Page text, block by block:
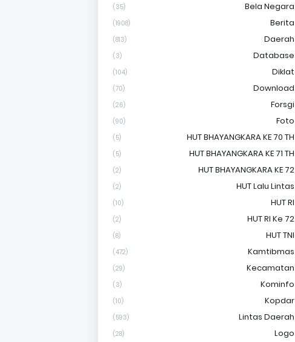
Bela Negara
(35)
Berita
(1908)
Daerah
(813)
Database
(3)
Diklat
(104)
Download
(70)
Forsgi
(26)
Foto
(90)
HUT BHAYANGKARA KE 70 TH
(5)
HUT BHAYANGKARA KE 71 TH
(5)
HUT BHAYANGKARA KE 72
(2)
HUT Lalu Lintas
(2)
HUT RI
(10)
HUT RI Ke 72
(2)
HUT TNI
(8)
Kamtibmas
(472)
Kecamatan
(29)
Kominfo
(3)
Kopdar
(10)
Lintas Daerah
(593)
Logo
(28)